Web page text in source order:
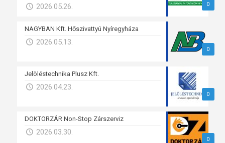
0
2026.05.26.
0
NAGYBAN Kft. Hőszivattyú Nyíregyháza
2026.05.13.
0
Jelöléstechnika Plusz Kft.
2026.04.23.
0
DOKTORZÁR Non-Stop Zárszerviz
2026.03.30.